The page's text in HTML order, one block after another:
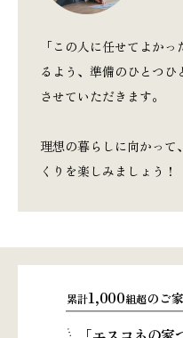
「この人に任せてよか
るよう、準備のひとつ
させていただきます。
理想の暮らしに向かって
くりを楽しみましょう！
累計1,000組超のご